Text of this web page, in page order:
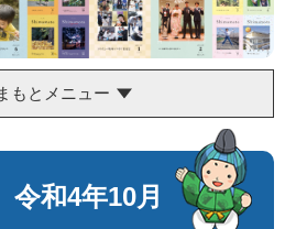
もとメニュー
和4年10月